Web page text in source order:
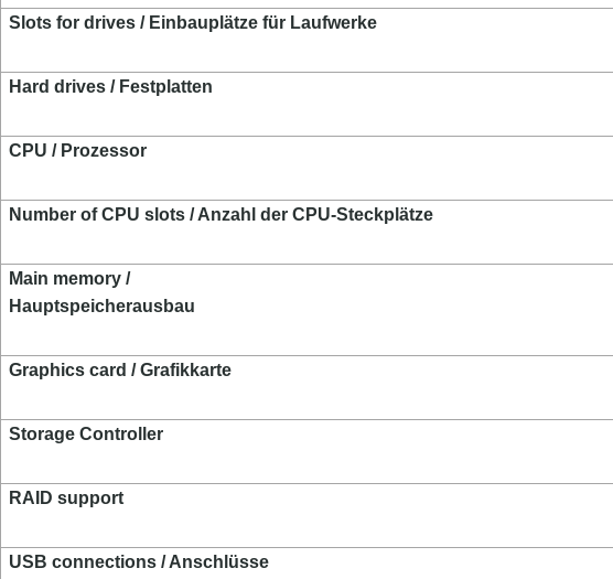
Slots for drives / Einbauplätze für Laufwerke
Hard drives / Festplatten
CPU / Prozessor
Number of CPU slots / Anzahl der CPU-Steckplätze
Main memory /
Hauptspeicherausbau
Graphics card / Grafikkarte
Storage Controller
RAID support
USB connections / Anschlüsse